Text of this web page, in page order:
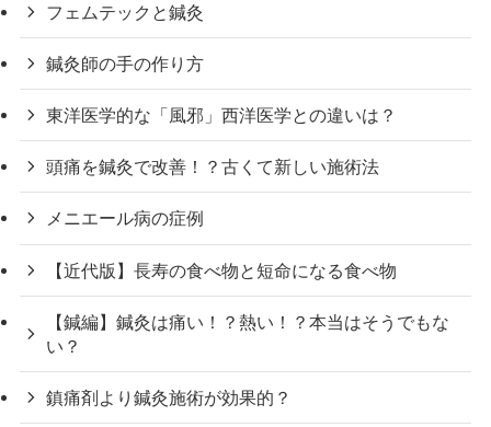
フェムテックと鍼灸
鍼灸師の手の作り方
東洋医学的な「風邪」西洋医学との違いは？
頭痛を鍼灸で改善！？古くて新しい施術法
メニエール病の症例
【近代版】長寿の食べ物と短命になる食べ物
【鍼編】鍼灸は痛い！？熱い！？本当はそうでもな
い？
鎮痛剤より鍼灸施術が効果的？